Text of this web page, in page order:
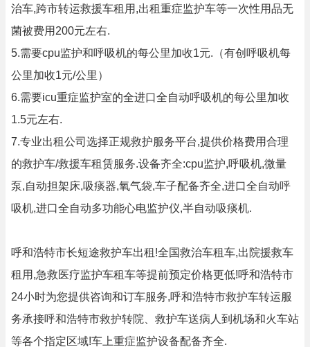
治车,跨市转运救援车租用,出租重症监护车等一次性用品无
菌被费用200元左右.
5.需要cpu监护和呼吸机的每公里加收1元.（有创呼吸机每
公里加收1元/公里）
6.需要icu重症监护室的全进口全自动呼吸机的每公里加收
1.5元左右.
7.专业出租公司选择正规救护服务平台,提供价格费用合理
的救护车/救援车租赁服务.设备齐全:cpu监护,呼吸机,微量
泵,自动担架床,吸痰器,氧气袋,车子配备齐全,进口全自动呼
吸机,进口全自动多功能心电监护仪,半自动吸痰机.
呼和浩特市长短途救护车出租!全国救治车租车,出院援救车
租用,急救医疗监护车租车等提前预定价格更低!呼和浩特市
24小时为您提供咨询和订车服务,呼和浩特市救护车转运服
务承接呼和浩特市救护转院、救护车送病人到机场和火车站
等各个指定区域!车上重症监护设备配备齐全.